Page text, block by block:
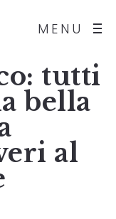
MENU
tutti
bella
al